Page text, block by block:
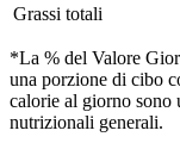
Grassi totali
*La % del Valore
una porzione di cibo
calorie al giorno sono
nutrizionali generali.